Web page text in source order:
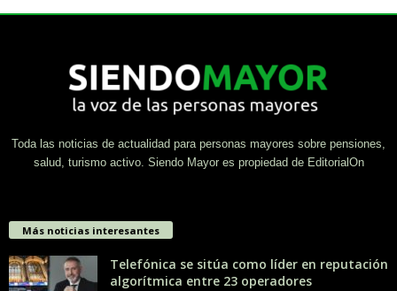
Toda las noticias de actualidad para personas mayores sobre pensiones,
salud, turismo activo. Siendo Mayor es propiedad de EditorialOn
Más noticias interesantes
Telefónica se sitúa como líder en reputación
algorítmica entre 23 operadores